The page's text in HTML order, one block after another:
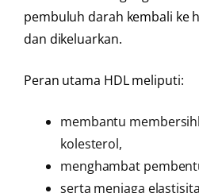
pembuluh darah kembali ke
dan dikeluarkan.
Peran utama HDL meliputi:
membantu
kolesterol,
menghambat
serta menjaga